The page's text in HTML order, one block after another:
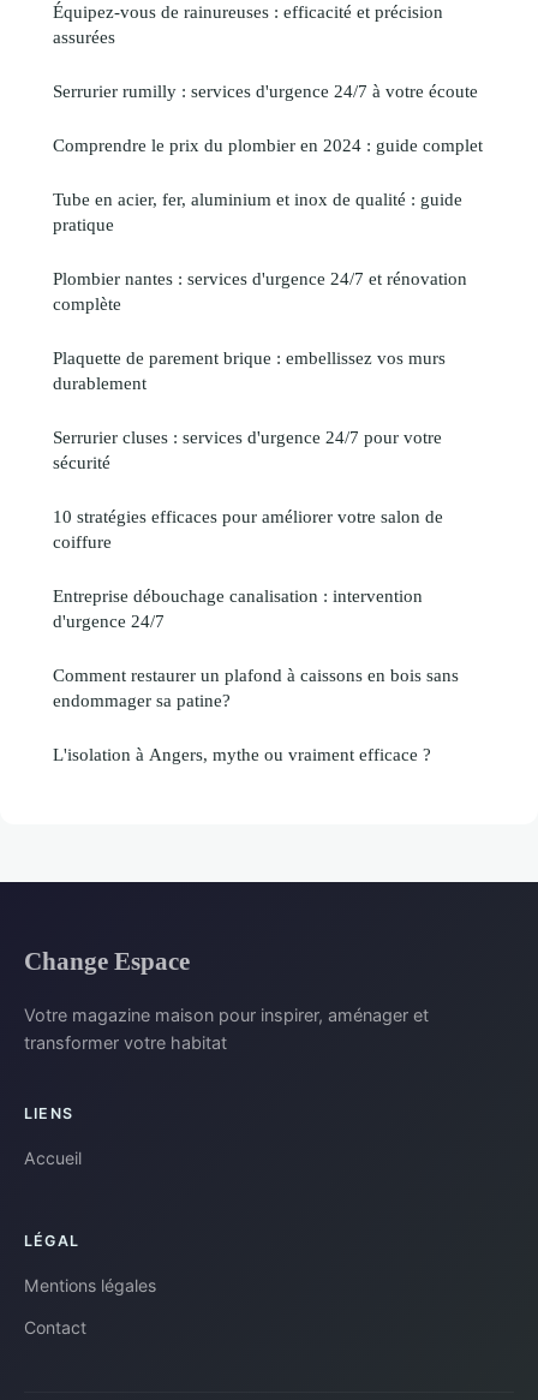
Équipez-vous de rainureuses : efficacité et précision
assurées
Serrurier rumilly : services d'urgence 24/7 à votre écoute
Comprendre le prix du plombier en 2024 : guide complet
Tube en acier, fer, aluminium et inox de qualité : guide
pratique
Plombier nantes : services d'urgence 24/7 et rénovation
complète
Plaquette de parement brique : embellissez vos murs
durablement
Serrurier cluses : services d'urgence 24/7 pour votre
sécurité
10 stratégies efficaces pour améliorer votre salon de
coiffure
Entreprise débouchage canalisation : intervention
d'urgence 24/7
Comment restaurer un plafond à caissons en bois sans
endommager sa patine?
L'isolation à Angers, mythe ou vraiment efficace ?
Change Espace
Votre magazine maison pour inspirer, aménager et
transformer votre habitat
LIENS
Accueil
LÉGAL
Mentions légales
Contact